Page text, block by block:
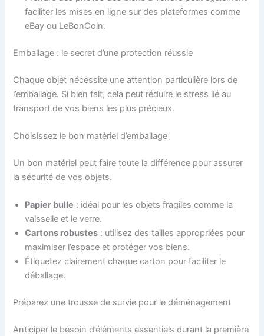
faciliter les mises en ligne sur des plateformes comme
eBay ou LeBonCoin.
Emballage : le secret d’une protection réussie
Chaque objet nécessite une attention particulière lors de
l’emballage. Si bien fait, cela peut réduire le stress lié au
transport de vos biens les plus précieux.
Choisissez le bon matériel d’emballage
Un bon matériel peut faire toute la différence pour assurer
la sécurité de vos objets.
Papier bulle : idéal pour les objets fragiles comme la
vaisselle et le verre.
Cartons robustes : utilisez des tailles appropriées pour
maximiser l’espace et protéger vos biens.
Étiquetez clairement chaque carton pour faciliter le
déballage.
Préparez une trousse de survie pour le déménagement
Anticiper le besoin d’éléments essentiels durant la première